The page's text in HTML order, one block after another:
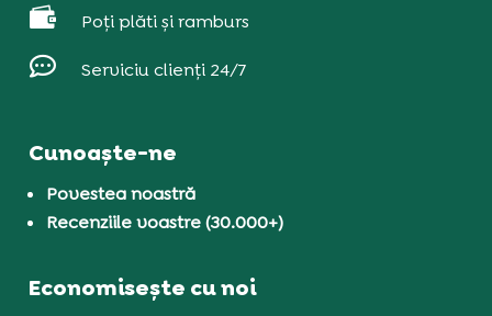
 Poți plăti și ramburs
 Serviciu clienți 24/7
Cunoaște-ne
Povestea noastră
Recenziile voastre (30.000+)
Economisește cu noi